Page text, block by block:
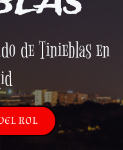
de Tinieblas en
ROL